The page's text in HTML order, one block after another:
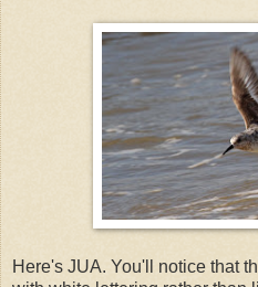
Here's JUA. You'll notice that